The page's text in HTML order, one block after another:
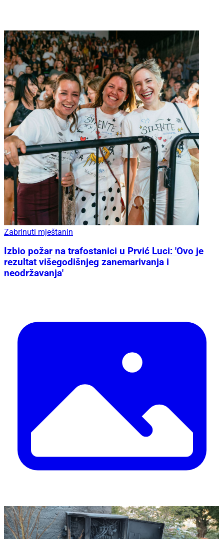
Zabrinuti mještanin
Izbio požar na trafostanici u Prvić Luci: 'Ovo je
rezultat višegodišnjeg zanemarivanja i
neodržavanja'